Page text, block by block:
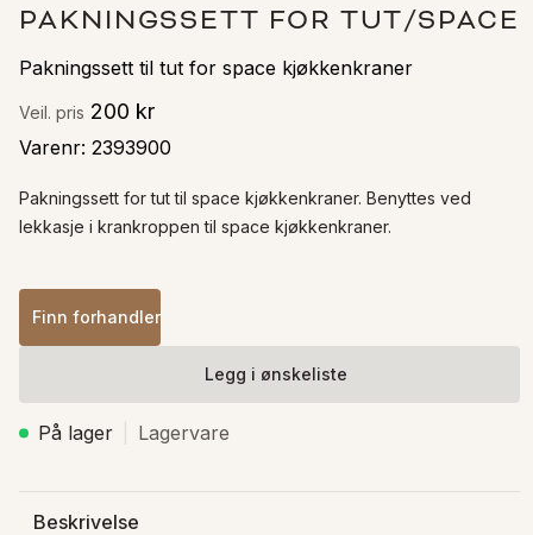
PAKNINGSSETT FOR TUT/SPACE
Pakningssett til tut for space kjøkkenkraner
Veil. pris 200 kr
Varenr: 2393900
Pakningssett for tut til space kjøkkenkraner. Benyttes ved
lekkasje i krankroppen til space kjøkkenkraner.
Finn forhandler
Legg i ønskeliste
På lager Lagervare
Beskrivelse